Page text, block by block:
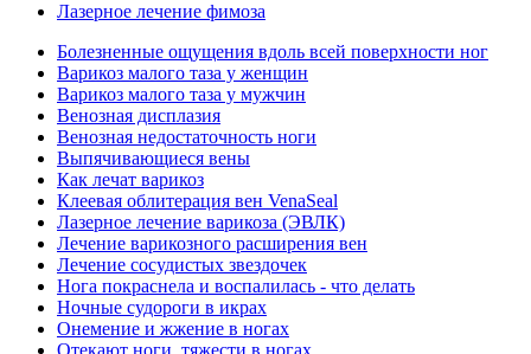
Лазерное лечение фимоза
Болезненные ощущения вдоль всей поверхности ног
Варикоз малого таза у женщин
Варикоз малого таза у мужчин
Венозная дисплазия
Венозная недостаточность ноги
Выпячивающиеся вены
Как лечат варикоз
Клеевая облитерация вен VenaSeal
Лазерное лечение варикоза (ЭВЛК)
Лечение варикозного расширения вен
Лечение сосудистых звездочек
Нога покраснела и воспалилась - что делать
Ночные судороги в икрах
Онемение и жжение в ногах
Отекают ноги, тяжести в ногах